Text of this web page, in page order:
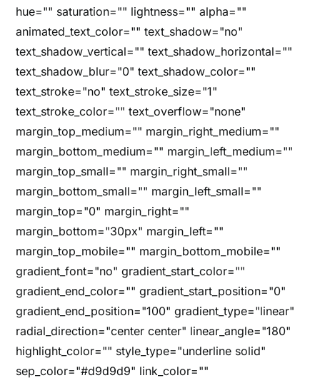
hue="" saturation="" lightness="" alpha=""
animated_text_color="" text_shadow="no"
text_shadow_vertical="" text_shadow_horizontal=""
text_shadow_blur="0" text_shadow_color=""
text_stroke="no" text_stroke_size="1"
text_stroke_color="" text_overflow="none"
margin_top_medium="" margin_right_medium=""
margin_bottom_medium="" margin_left_medium=""
margin_top_small="" margin_right_small=""
margin_bottom_small="" margin_left_small=""
margin_top="0" margin_right=""
margin_bottom="30px" margin_left=""
margin_top_mobile="" margin_bottom_mobile=""
gradient_font="no" gradient_start_color=""
gradient_end_color="" gradient_start_position="0"
gradient_end_position="100" gradient_type="linear"
radial_direction="center center" linear_angle="180"
highlight_color="" style_type="underline solid"
sep_color="#d9d9d9" link_color=""